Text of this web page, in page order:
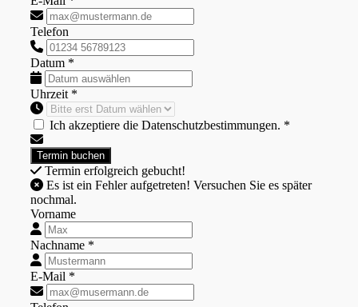
Telefon
Datum *
Uhrzeit *
Ich akzeptiere die Datenschutzbestimmungen. *
Termin erfolgreich gebucht!
nochmal.
Vorname
Nachname *
E-Mail *